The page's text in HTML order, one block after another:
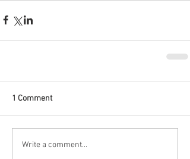
1 Comment
Write a comment...